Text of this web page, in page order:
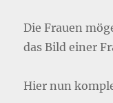
Die Frauen
das Bild einer
Hier nun